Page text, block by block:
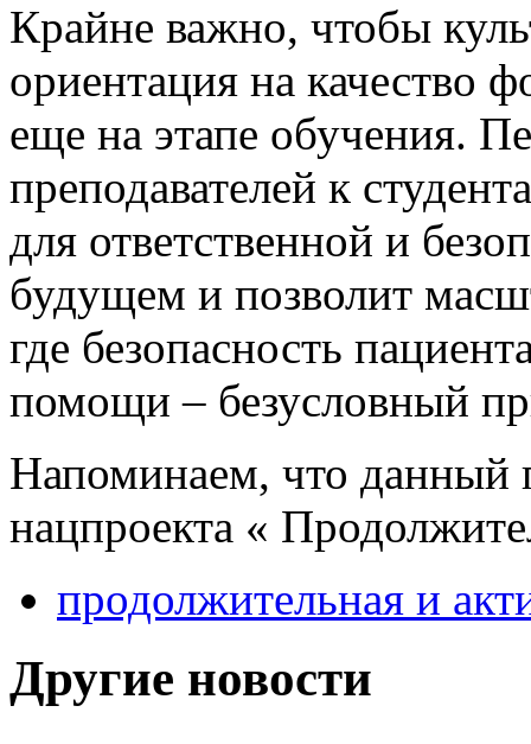
Крайне важно, чтобы
ориентация на качество
еще на этапе обучения.
преподавателей к
для ответственной и
будущем и позволит
где безопасность
помощи – безусловный
Напоминаем, что данный
нацпроекта «
продолжительная и
Другие новости